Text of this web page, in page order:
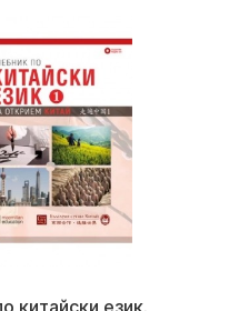
китайски език.